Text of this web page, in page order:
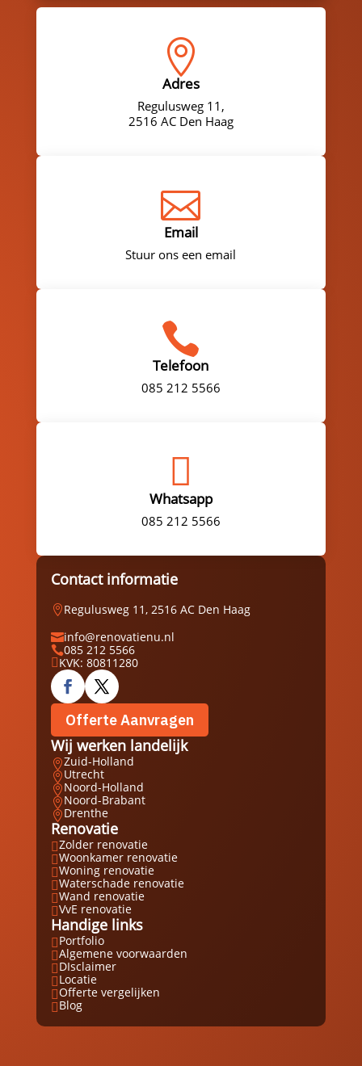

Adres
Regulusweg 11,
2516 AC Den Haag

Email
Stuur ons een email

Telefoon
085 212 5566

Whatsapp
085 212 5566
Contact informatie
Regulusweg 11, 2516 AC Den Haag
info@renovatienu.nl
085 212 5566
 KVK: 80811280
Offerte Aanvragen
Wij werken landelijk
Zuid-Holland
Utrecht
Noord-Holland
Noord-Brabant
Drenthe
Renovatie
Zolder renovatie
Woonkamer renovatie
Woning renovatie
Waterschade renovatie
Wand renovatie
VvE renovatie
Handige links
 Portfolio
Algemene voorwaarden
 DIsclaimer
 Locatie
Offerte vergelijken
 Blog